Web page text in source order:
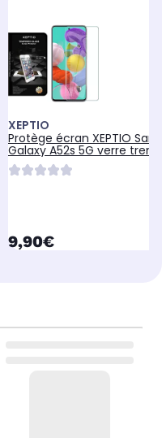
XEPTIO
Protège écran XEPTIO
Galaxy A52s 5G verre
currentPrice
9,90€